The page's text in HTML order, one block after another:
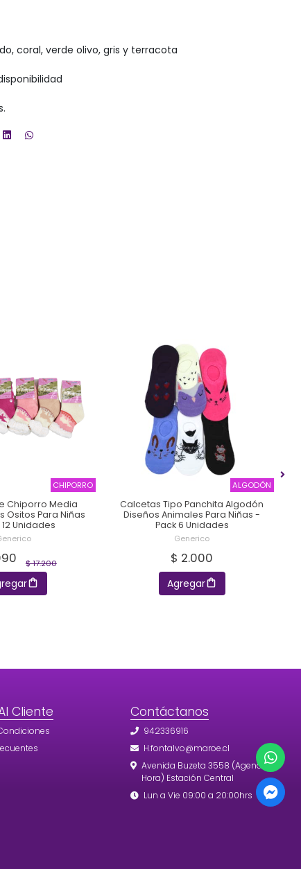
coral, verde olivo, gris y terracota
CHIPORRO
Chiporro Media
Ositos Para Niñas
Unidades
$ 17.200
ALGODÓN
Calcetas Tipo Panchita Algodón
Diseños Animales Para Niñas -
Pack 6 Unidades
Generico
$ 2.000
Agregar
Cliente Contáctanos
942336916
H.fontalvo@maroe.cl
Avenida Buzeta 3558 (Agendar
Hora) Estación Central
Lun a Vie 09:00 a 20:00hrs